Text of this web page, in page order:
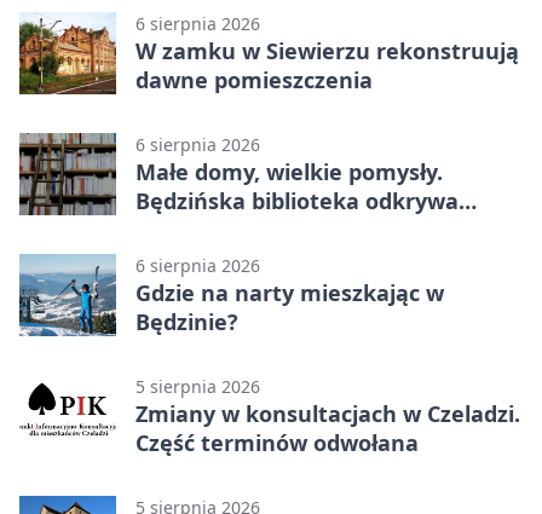
6 sierpnia 2026
W zamku w Siewierzu rekonstruują
dawne pomieszczenia
6 sierpnia 2026
Małe domy, wielkie pomysły.
Będzińska biblioteka odkrywa
6 sierpnia 2026
Gdzie na narty mieszkając w
Będzinie?
5 sierpnia 2026
Zmiany w konsultacjach w Czeladzi.
Część terminów odwołana
5 sierpnia 2026